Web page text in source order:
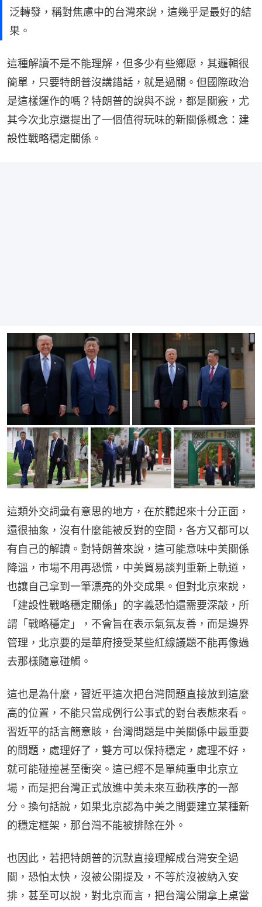
泛轉發，稱對焦慮中的台灣來說，這幾乎是最好的結
果。
這種解讀不是不能理解，但多少有些鄉愿，其邏輯很
簡單，只要特朗普沒講錯話，就是過關。但國際政治
是這樣運作的嗎？特朗普的說與不說，都是關竅，尤
其今次北京還提出了一個值得玩味的新關係概念：建
設性戰略穩定關係。
這類外交詞彙有意思的地方，在於聽起來十分正面，
還很抽象，沒有什麼能被反對的空間，各方又都可以
有自己的解讀。對特朗普來說，這可能意味中美關係
降溫，市場不用再恐慌，中美貿易談判重新上軌道，
也讓自己拿到一筆漂亮的外交成果。但對北京來說，
「建設性戰略穩定關係」的字義恐怕還需要深敲，所
謂「戰略穩定」，不會旨在表示氣氛友善，而是邊界
管理，北京要的是華府接受某些紅線議題不能再像過
去那樣隨意碰觸。
這也是為什麼，習近平這次把台灣問題直接放到這麼
高的位置，不能只當成例行公事式的對台表態來看。
習近平的話言簡意賅，台灣問題是中美關係中最重要
的問題，處理好了，雙方可以保持穩定，處理不好，
就可能碰撞甚至衝突。這已經不是單純重申北京立
場，而是把台灣正式放進中美未來互動秩序的一部
分。換句話說，如果北京認為中美之間要建立某種新
的穩定框架，那台灣不能被排除在外。
也因此，若把特朗普的沉默直接理解成台灣安全過
關，恐怕太快，沒被公開提及，不等於沒被納入安
排，甚至可以說，對北京而言，把台灣公開拿上桌當